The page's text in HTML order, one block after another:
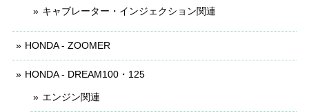
キャブレーター・インジェクション関連
HONDA - ZOOMER
HONDA - DREAM100・125
エンジン関連